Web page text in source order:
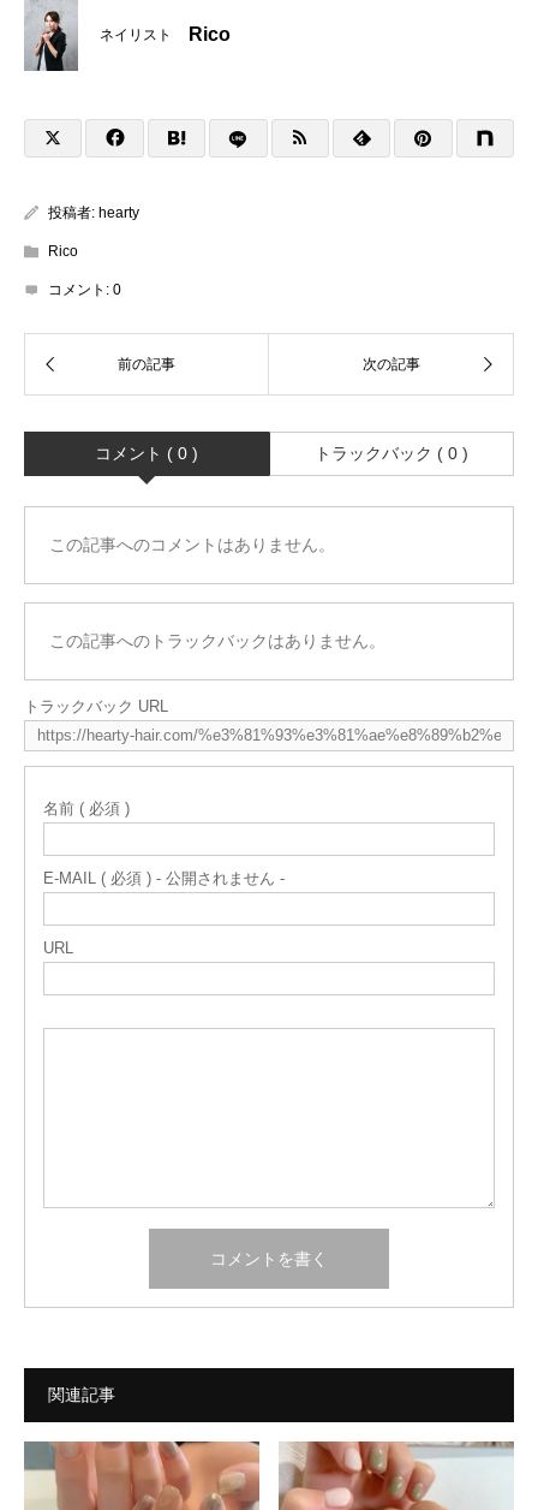
ネイリスト Rico
投稿者: hearty
Rico
コメント: 0
コメント ( 0 ) トラックバック ( 0 )
この記事へのコメントはありません。
この記事へのトラックバックはありません。
トラックバック URL
名前 ( 必須 )
E-MAIL ( 必須 ) - 公開されません -
URL
関連記事